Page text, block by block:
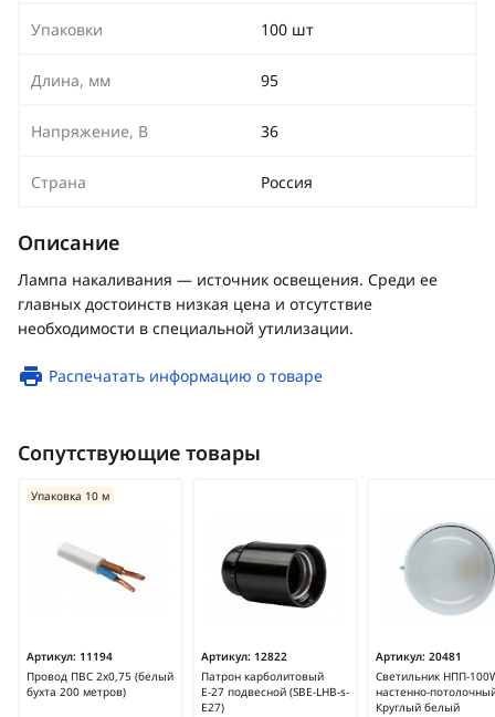
Упаковки 100 шт
Длина, мм 95
Напряжение, В 36
Страна Россия
Описание
Лампа накаливания — источник освещения. Среди ее
главных достоинств низкая цена и отсутствие
необходимости в специальной утилизации.
Распечатать информацию о товаре
Сопутствующие товары
Артикул: 11194
Провод ПВС 2х0,75 (белый
бухта 200 метров)
Упаковка 10 м
Артикул: 12822
Патрон карболитовый
Е-27 подвесной (SBE-LHB-s-
E27)
Артикул: 20481
Светильник НПП-
настенно-
Круглый белый